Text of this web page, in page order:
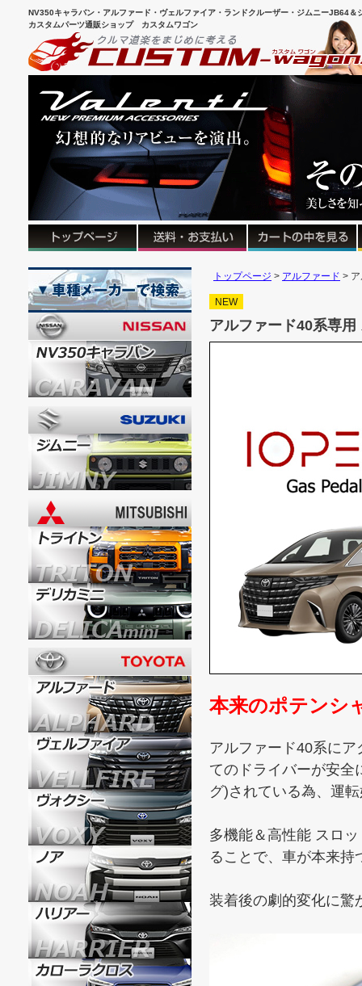
NV350キャラバン・アルファード・ヴェルファイア・ランドクルーザー・ジムニーJB64
カスタムパーツ通販ショップ カスタムワゴン
トップページ アルファード
NEW
アルファード40系専
本来のポテンシ
アルファード40系に
てのドライバーが安全
グ)されている為、運
多機能＆高性能 スロ
ることで、車が本来持
装着後の劇的変化に驚